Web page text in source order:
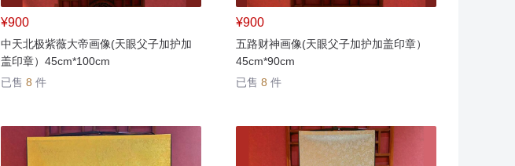
¥900
中天北极紫薇大帝画像(天眼父子加护加
盖印章）45cm*100cm
已售 8 件
¥900
五路财神画像(天眼父子加护加盖印章）
45cm*90cm
已售 8 件